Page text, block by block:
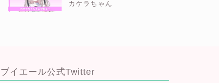
カケラちゃん
ブイエール公式Twitter